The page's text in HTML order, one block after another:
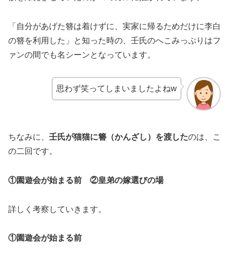
「自分があげた簪は着けずに、実家に帰るためだけに李白
の簪を利用した」と知った時の、壬氏のへこみっぷりはフ
ァンの間でも名シーンとなっています。
思わず笑ってしまいましたよねw
ちなみに、 壬氏が猫猫に簪（かんざし）を渡したのは、こ
の二回です。
①園遊会が始まる前 ②皇弟の嫁選びの場
詳しく考察していきます。
①園遊会が始まる前